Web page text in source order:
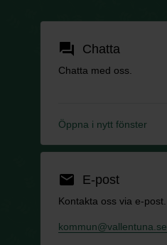
forum Chatta
Chatta med oss.
Öppna i nytt fönster
email E-post
Kontakta oss via e-post.
kommun@vallentuna.se